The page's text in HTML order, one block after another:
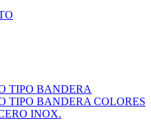
TIPO BANDERA
TIPO BANDERA COLORES
INOX.